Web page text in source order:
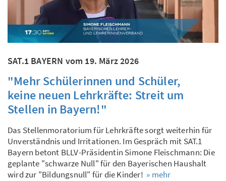
SAT.1 BAYERN vom 19. März 2026
"Mehr Schülerinnen und Schüler,
keine neuen Lehrkräfte: Streit um
Stellen in Bayern!"
Das Stellenmoratorium für Lehrkräfte sorgt weiterhin für
Unverständnis und Irritationen. Im Gespräch mit SAT.1
Bayern betont BLLV-Präsidentin Simone Fleischmann: Die
geplante "schwarze Null" für den Bayerischen Haushalt
wird zur "Bildungsnull" für die Kinder! » mehr